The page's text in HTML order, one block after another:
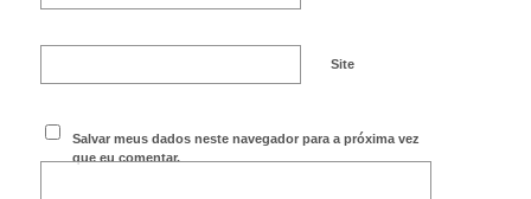
Site
Salvar meus dados neste navegador para a próxima vez
que eu comentar.